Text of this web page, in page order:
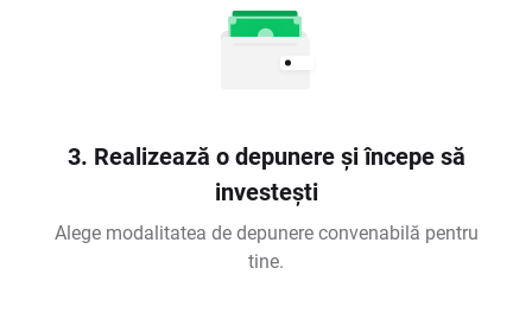
3. Realizează o depunere și începe să
investești
Alege modalitatea de depunere convenabilă pentru
tine.